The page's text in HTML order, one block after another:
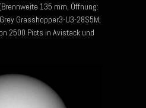
135 mm, Öffnung:
Grasshopper3-U3-28S5M;
2500 Picts in Avistack und